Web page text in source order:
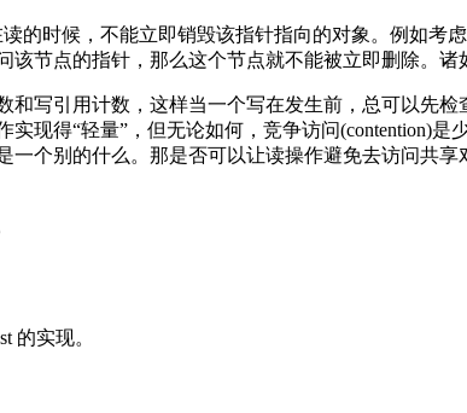
的时候，不能立即销毁该指针指向的对象。例如考
节点的指针，那么这个节点就不能被立即删除。诸如
写引用计数，这样当一个写在发生前，总可以先
现得“轻量”，但无论如何，竞争访问(contention)
个别的什么。那是否可以让读操作避免去访问共享
的实现。